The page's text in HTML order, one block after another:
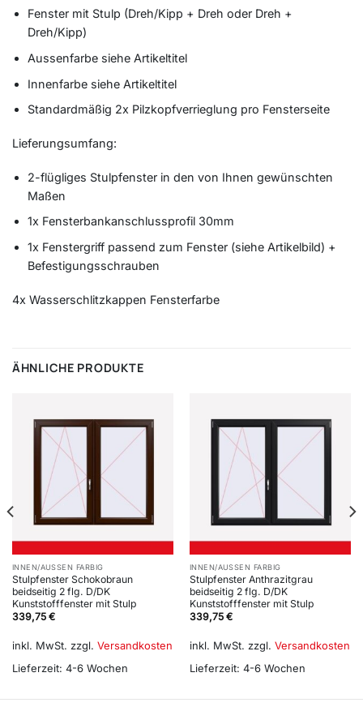
Fenster mit Stulp (Dreh/Kipp + Dreh oder Dreh +
Dreh/Kipp)
Aussenfarbe siehe Artikeltitel
Innenfarbe siehe Artikeltitel
Standardmäßig 2x Pilzkopfverrieglung pro Fensterseite
Lieferungsumfang:
2-flügliges Stulpfenster in den von Ihnen gewünschten
Maßen
1x Fensterbankanschlussprofil 30mm
1x Fenstergriff passend zum Fenster (siehe Artikelbild) +
Befestigungsschrauben
4x Wasserschlitzkappen Fensterfarbe
ÄHNLICHE PRODUKTE
INNEN/AUSSEN FARBIG
Stulpfenster Schokobraun
beidseitig 2 flg. D/DK
Kunststofffenster mit Stulp
339,75 €
inkl. MwSt. zzgl. Versandkosten
Lieferzeit: 4-6 Wochen
INNEN/AUSSEN FARBIG
Stulpfenster Anthrazitgrau
beidseitig 2 flg. D/DK
Kunststofffenster mit Stulp
339,75 €
inkl. MwSt. zzgl. Versandkosten
Lieferzeit: 4-6 Wochen